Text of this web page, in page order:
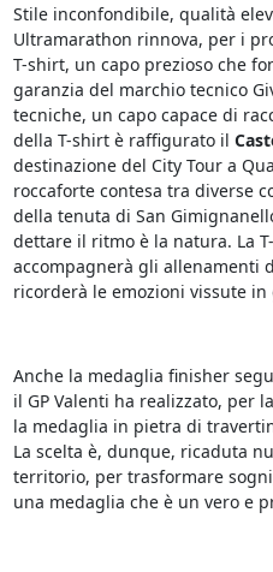
Stile inconfondibile, qualità
Ultramarathon rinnova, per i
T-shirt, un capo prezioso che
garanzia del marchio tecnico
tecniche, un capo capace di
della T-shirt è raffigurato il
destinazione del City Tour a
roccaforte contesa tra diverse
della tenuta di San
dettare il ritmo è la natura. La
accompagnerà gli allenamenti
ricorderà le emozioni vissute in
Anche la medaglia finisher
il GP Valenti ha realizzato, per
la medaglia in pietra di
La scelta è, dunque, ricaduta
territorio, per trasformare
una medaglia che è un vero e